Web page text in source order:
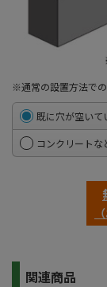
※通常の設置方法で
既に穴が空いて
コンクリート
関連商品